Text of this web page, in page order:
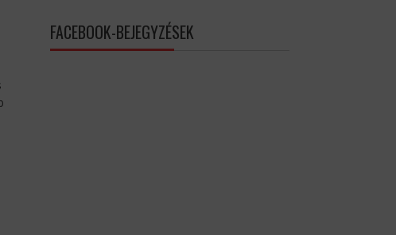
FACEBOOK-BEJEGYZÉSEK